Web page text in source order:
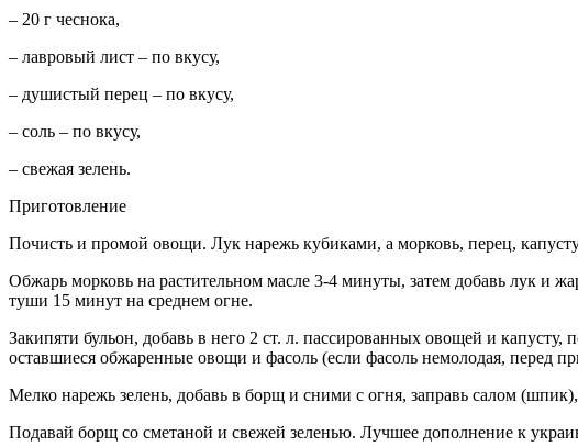
– 20 г чеснока,
– лавровый лист – по вкусу,
– душистый перец – по вкусу,
– соль – по вкусу,
– свежая зелень.
Приготовление
Почисть и промой овощи. Лук нарежь кубиками, а морковь, перец,
Обжарь морковь на растительном масле 3-4 минуты, затем добавь лук и
туши 15 минут на среднем огне.
Закипяти бульон, добавь в него 2 ст. л. пассированных овощей и
оставшиеся обжаренные овощи и фасоль (если фасоль немолодая, перед
Мелко нарежь зелень, добавь в борщ и сними с огня, заправь салом
Подавай борщ со сметаной и свежей зеленью. Лучшее дополнение к